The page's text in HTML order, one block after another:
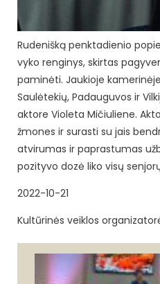
Rudenišką penktadienio
vyko renginys, skirtas
paminėti. Jaukioje
Saulėtekių, Padauguvos ir
aktore Violeta Mičiuliene.
žmones ir surasti su jais
atvirumas ir paprastumas
pozityvo dozė liko visų
2022-10-21
Kultūrinės veiklos